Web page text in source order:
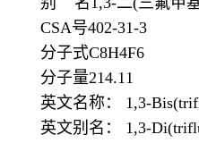
CSA号402-31-3
分子式C8H4F6
分子量214.11
英文名称： 1,3-
英文别名： 1,3-